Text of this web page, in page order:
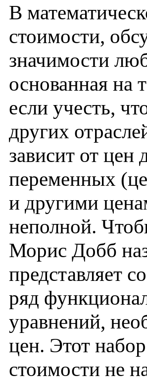
В
стоимости,
значимости
основанная на
если учесть,
других
зависит от цен
переменных
и другими
неполной.
Морис Добб
представляет
ряд
уравнений,
цен. Этот
стоимости не